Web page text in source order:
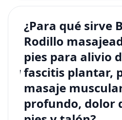
¿Para qué sirve
Rodillo
pies para alivio
fascitis plantar,
masaje
profundo, dolor